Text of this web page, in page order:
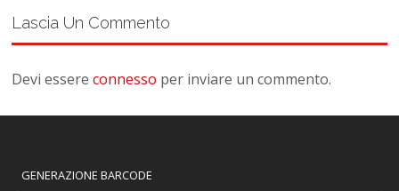
Lascia Un Commento
Devi essereconnesso per inviare un commento.
GENERAZIONE BARCODE